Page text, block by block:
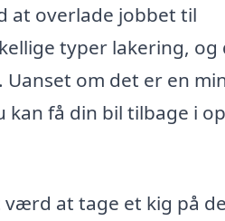
at overlade jobbet til
typer lakering, og
om det er en
få din bil tilbage i
at tage et kig på de